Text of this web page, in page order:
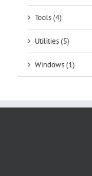
Tools (4)
Utilities (5)
Windows (1)